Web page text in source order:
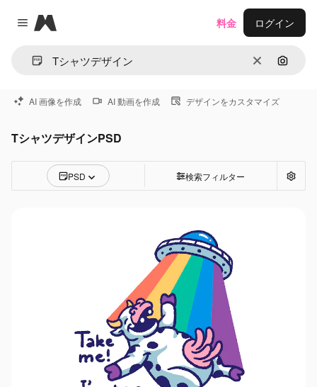
Close menu
Magnific
消去 画像で
料金 ログイン
AI 画像を作成 AI 動画を作成 デザインをカスタマイズ
TシャツデザインPSD
PSD 検索フィルター